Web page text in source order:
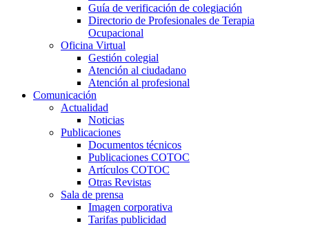
Guía de verificación de colegiación
Directorio de Profesionales de Terapia
Ocupacional
Oficina Virtual
Gestión colegial
Atención al ciudadano
Atención al profesional
Comunicación
Actualidad
Noticias
Publicaciones
Documentos técnicos
Publicaciones COTOC
Artículos COTOC
Otras Revistas
Sala de prensa
Imagen corporativa
Tarifas publicidad